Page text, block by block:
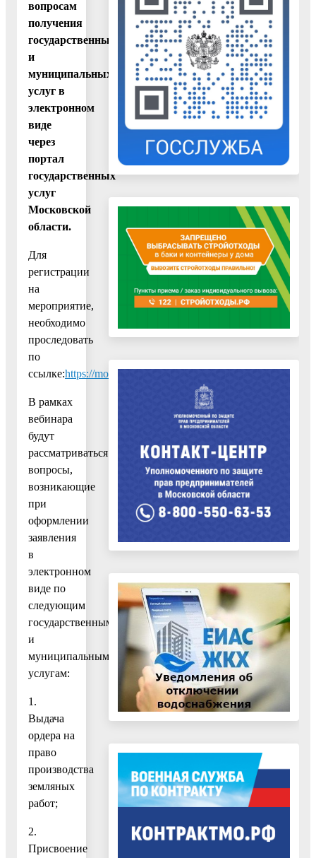
вопросам
получения
государственных
и
муниципальных
услуг в
электронном
виде
через
портал
государственных
услуг
Московской
области.
Для
регистрации
на
мероприятие,
необходимо
проследовать
по
ссылке:https://mosreg.webinar.ru/35969829/7824891
В рамках
вебинара
будут
рассматриваться
вопросы,
возникающие
при
оформлении
заявления
в
электронном
виде по
следующим
государственным
и
муниципальным
услугам:
1.
Выдача
ордера на
право
производства
земляных
работ;
2.
Присвоение